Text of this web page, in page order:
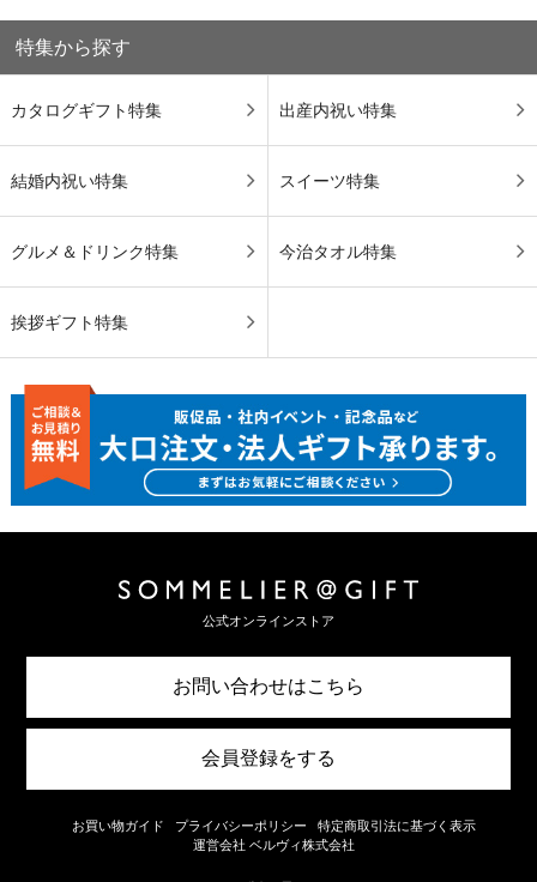
特集から探す
カタログギフト特集 出産内祝い特集
結婚内祝い特集 スイーツ特集
グルメ＆ドリンク特集 今治タオル特集
挨拶ギフト特集
公式オンラインストア
お問い合わせはこちら
会員登録をする
お買い物ガイド プライバシーポリシー
特定商取引法に基づく表示
運営会社 ベルヴィ株式会社